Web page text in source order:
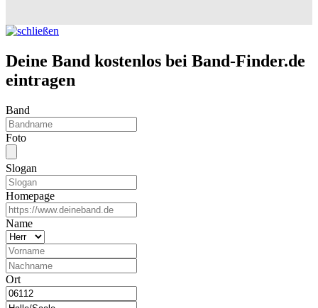
Deine Band kostenlos bei Band-Finder.de
eintragen
Band
Foto
Slogan
Homepage
Name
Ort